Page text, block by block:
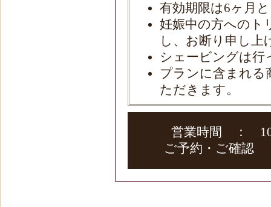
有効期限は6ヶ月
妊娠中の方へのト
し、お断り申し上
シェービングは行
プランに含まれる
ただきます。
営業時間 ：
ご予約・ご確認